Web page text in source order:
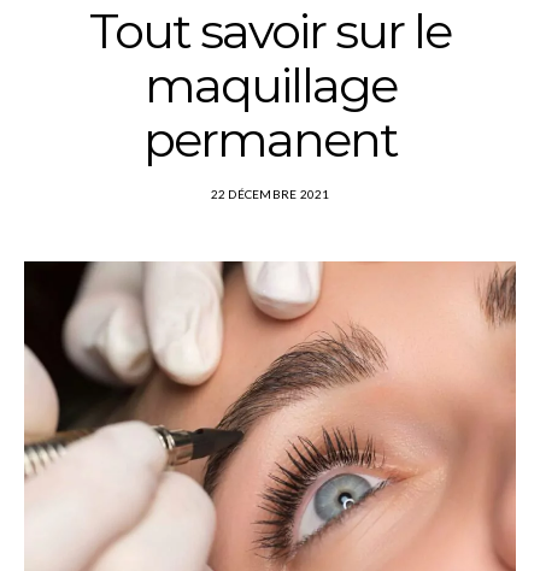
Tout savoir sur le
maquillage
permanent
22 DÉCEMBRE 2021